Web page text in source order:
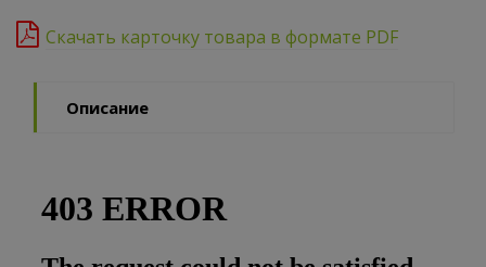
Скачать карточку товара в формате PDF
Описание